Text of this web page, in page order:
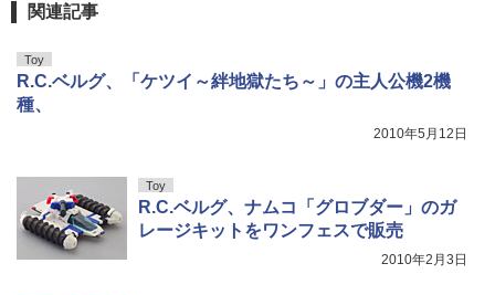
関連記事
Toy
R.C.ベルグ、「ケツイ～絆地獄たち～」の主人公機2機
種、
2010年5月12日
Toy
R.C.ベルグ、ナムコ「グロブダー」のガ
レージキットをワンフェスで販売
2010年2月3日